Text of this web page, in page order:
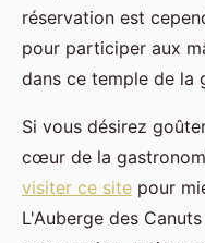
réservation est
pour participer aux
dans ce temple de la
Si vous désirez
cœur de la
visiter ce site pour
L'Auberge des